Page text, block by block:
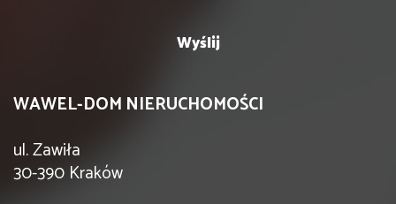
WAWEL-DOM NIERUCHOMOŚCI
ul. Zawiła
30-390 Kraków